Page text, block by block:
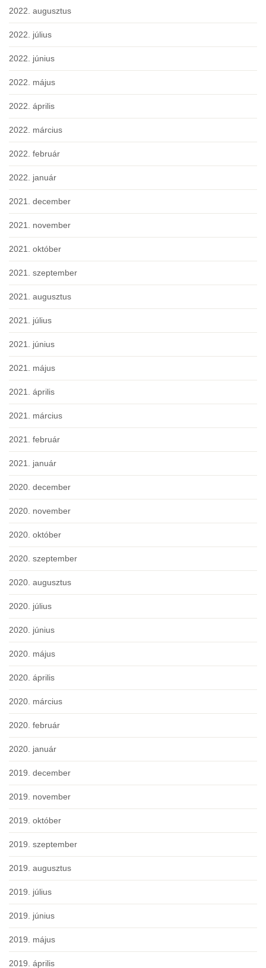
2022. augusztus
2022. július
2022. június
2022. május
2022. április
2022. március
2022. február
2022. január
2021. december
2021. november
2021. október
2021. szeptember
2021. augusztus
2021. július
2021. június
2021. május
2021. április
2021. március
2021. február
2021. január
2020. december
2020. november
2020. október
2020. szeptember
2020. augusztus
2020. július
2020. június
2020. május
2020. április
2020. március
2020. február
2020. január
2019. december
2019. november
2019. október
2019. szeptember
2019. augusztus
2019. július
2019. június
2019. május
2019. április